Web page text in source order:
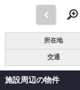
所在地
交通
施設周辺の物件